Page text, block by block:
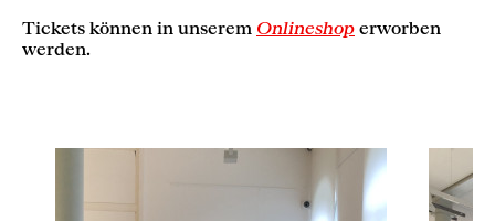
Tickets können in unserem Onlineshop erworben
werden.